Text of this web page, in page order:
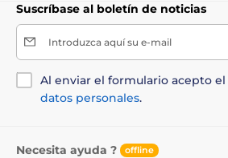
Suscríbase al boletín de noticias
Introduzca aquí su e-mail
Al enviar el formulario acepto el
datos personales.
Necesita ayuda ? offline